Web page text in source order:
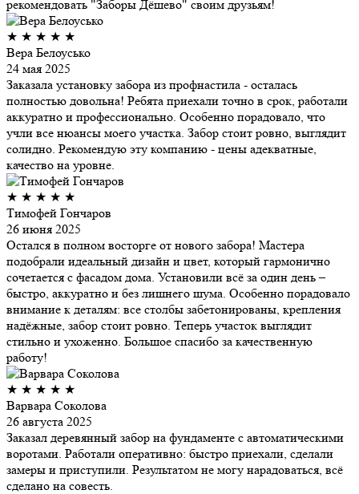
рекомендовать "Заборы Дёшево" своим друзьям!
★ ★ ★ ★ ★
Вера Белоусько
24 мая 2025
Заказала установку забора из профнастила - осталась
полностью довольна! Ребята приехали точно в срок, работали
аккуратно и профессионально. Особенно порадовало, что
учли все нюансы моего участка. Забор стоит ровно, выглядит
солидно. Рекомендую эту компанию - цены адекватные,
качество на уровне.
★ ★ ★ ★ ★
Тимофей Гончаров
26 июня 2025
Остался в полном восторге от нового забора! Мастера
подобрали идеальный дизайн и цвет, который гармонично
сочетается с фасадом дома. Установили всё за один день –
быстро, аккуратно и без лишнего шума. Особенно порадовало
внимание к деталям: все столбы забетонированы, крепления
надёжные, забор стоит ровно. Теперь участок выглядит
стильно и ухоженно. Большое спасибо за качественную
работу!
★ ★ ★ ★ ★
Варвара Соколова
26 августа 2025
Заказал деревянный забор на фундаменте с автоматическими
воротами. Работали оперативно: быстро приехали, сделали
замеры и приступили. Результатом не могу нарадоваться, всё
сделано на совесть.